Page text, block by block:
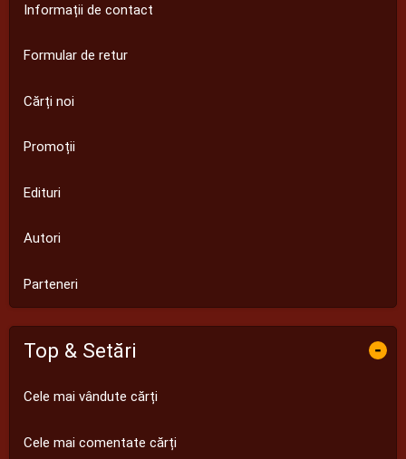
Informații de contact
Formular de retur
Cărți noi
Promoții
Edituri
Autori
Parteneri
Top & Setări -
Cele mai vândute cărți
Cele mai comentate cărți